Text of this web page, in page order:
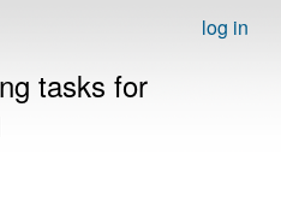
log in
tasks for